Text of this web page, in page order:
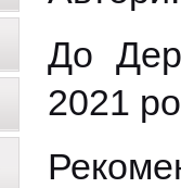
До
2021